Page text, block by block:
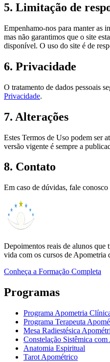
5. Limitação de
Empenhamo-nos para manter as
mas não garantimos que o site
disponível. O uso do site é de
6. Privacidade
O tratamento de dados pessoais
Privacidade.
7. Alterações
Estes Termos de Uso podem ser
versão vigente é sempre a
8. Contato
Em caso de dúvidas, fale conosco
Depoimentos reais de alunos que
vida com os cursos de Apometria
Conheça a Formação Completa
Programas
Programa Apometria
Programa Terapeuta
Mesa Radiestésica
Constelação Sistêmica
Anatomia Espiritual
Tarot Apométrico